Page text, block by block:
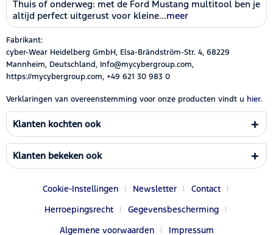
Thuis of onderweg: met de Ford Mustang multitool ben je
altijd perfect uitgerust voor kleine...meer
Fabrikant:
cyber-Wear Heidelberg GmbH, Elsa-Brändström-Str. 4, 68229
Mannheim, Deutschland, Info@mycybergroup.com,
https://mycybergroup.com, +49 621 30 983 0
Verklaringen van overeenstemming voor onze producten vindt u hier.
Klanten kochten ook
Klanten bekeken ook
Cookie-Instellingen Newsletter
Contact
Herroepingsrecht
Gegevensbescherming
Algemene voorwaarden
Impressum